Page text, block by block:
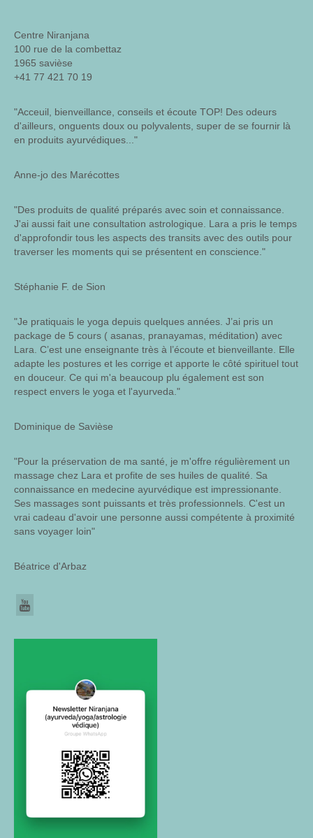
Centre Niranjana
100 rue de la combettaz
1965 savièse
+41 77 421 70 19
"Acceuil, bienveillance, conseils et écoute TOP! Des odeurs
d'ailleurs, onguents doux ou polyvalents, super de se fournir là
en produits ayurvédiques..."
Anne-jo des Marécottes
"Des produits de qualité préparés avec soin et connaissance.
J'ai aussi fait une consultation astrologique. Lara a pris le temps
d'approfondir tous les aspects des transits avec des outils pour
traverser les moments qui se présentent en conscience."
Stéphanie F. de Sion
"Je pratiquais le yoga depuis quelques années. J’ai pris un
package de 5 cours ( asanas, pranayamas, méditation) avec
Lara. C’est une enseignante très à l’écoute et bienveillante. Elle
adapte les postures et les corrige et apporte le côté spirituel tout
en douceur. Ce qui m'a beaucoup plu également est son
respect envers le yoga et l'ayurveda."
Dominique de Savièse
"Pour la préservation de ma santé, je m'offre régulièrement un
massage chez Lara et profite de ses huiles de qualité. Sa
connaissance en medecine ayurvédique est impressionante.
Ses massages sont puissants et très professionnels. C'est un
vrai cadeau d'avoir une personne aussi compétente à proximité
sans voyager loin"
Béatrice d'Arbaz